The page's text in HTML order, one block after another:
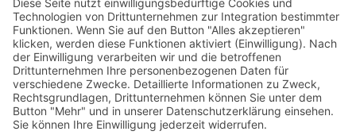
Zu uns
Unser Team
Arbeiten bei Innovation Salzburg
Anfahrt
Die Innovation Salzburg GmbH ist ein Unternehmen von